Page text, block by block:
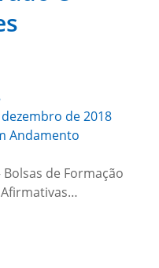
de 2018
Andamento
de Formação